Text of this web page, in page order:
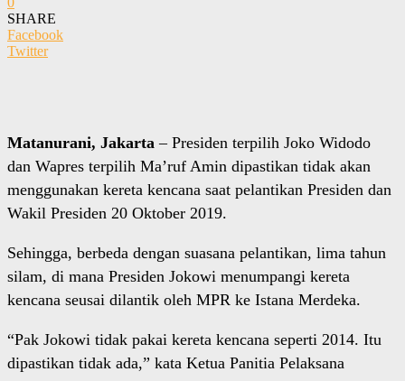
SHARE
Facebook
Twitter
Matanurani, Jakarta – Presiden terpilih Joko Widodo
dan Wapres terpilih Ma’ruf Amin dipastikan tidak akan
menggunakan kereta kencana saat pelantikan Presiden dan
Wakil Presiden 20 Oktober 2019.
Sehingga, berbeda dengan suasana pelantikan, lima tahun
silam, di mana Presiden Jokowi menumpangi kereta
kencana seusai dilantik oleh MPR ke Istana Merdeka.
“Pak Jokowi tidak pakai kereta kencana seperti 2014. Itu
dipastikan tidak ada,” kata Ketua Panitia Pelaksana